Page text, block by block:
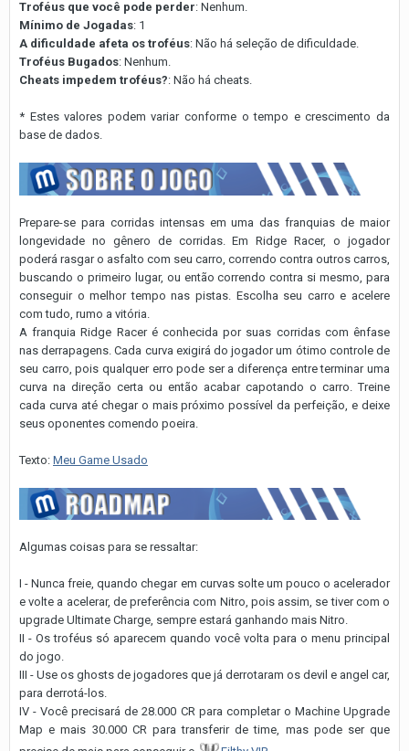
Troféus que você pode perder: Nenhum.
Mínimo de Jogadas: 1
A dificuldade afeta os troféus: Não há seleção de dificuldade.
Troféus Bugados: Nenhum.
Cheats impedem troféus?: Não há cheats.
* Estes valores podem variar conforme o tempo e crescimento da
base de dados.
Prepare-se para corridas intensas em uma das franquias de maior
longevidade no gênero de corridas. Em Ridge Racer, o jogador
poderá rasgar o asfalto com seu carro, correndo contra outros carros,
buscando o primeiro lugar, ou então correndo contra si mesmo, para
conseguir o melhor tempo nas pistas. Escolha seu carro e acelere
com tudo, rumo a vitória.
A franquia Ridge Racer é conhecida por suas corridas com ênfase
nas derrapagens. Cada curva exigirá do jogador um ótimo controle de
seu carro, pois qualquer erro pode ser a diferença entre terminar uma
curva na direção certa ou então acabar capotando o carro. Treine
cada curva até chegar o mais próximo possível da perfeição, e deixe
seus oponentes comendo poeira.
Texto: Meu Game Usado
Algumas coisas para se ressaltar:
I - Nunca freie, quando chegar em curvas solte um pouco o acelerador
e volte a acelerar, de preferência com Nitro, pois assim, se tiver com o
upgrade Ultimate Charge, sempre estará ganhando mais Nitro.
II - Os troféus só aparecem quando você volta para o menu principal
do jogo.
III - Use os ghosts de jogadores que já derrotaram os devil e angel car,
para derrotá-los.
IV - Você precisará de 28.000 CR para completar o Machine Upgrade
Map e mais 30.000 CR para transferir de time, mas pode ser que